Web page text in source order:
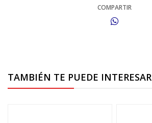
COMPARTIR
TAMBIÉN TE PUEDE INTERESAR